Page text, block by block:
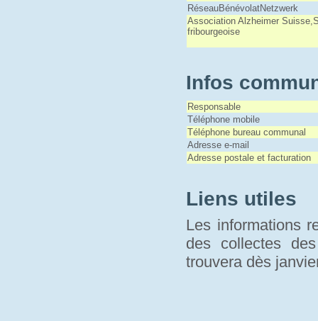
RéseauBénévolatNetzwerk
Association Alzheimer
fribourgeoise
Infos
Responsable
Téléphone mobile
Téléphone bureau communal
Adresse e-mail
Adresse postale et facturation
Liens utiles
Les informations
des collectes
trouvera dès